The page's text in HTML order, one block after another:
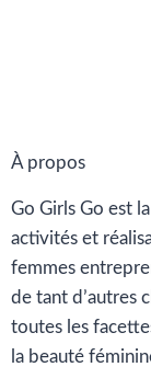
À propos
Go Girls Go est
activités et
femmes
de tant d’autres
toutes les
la beauté